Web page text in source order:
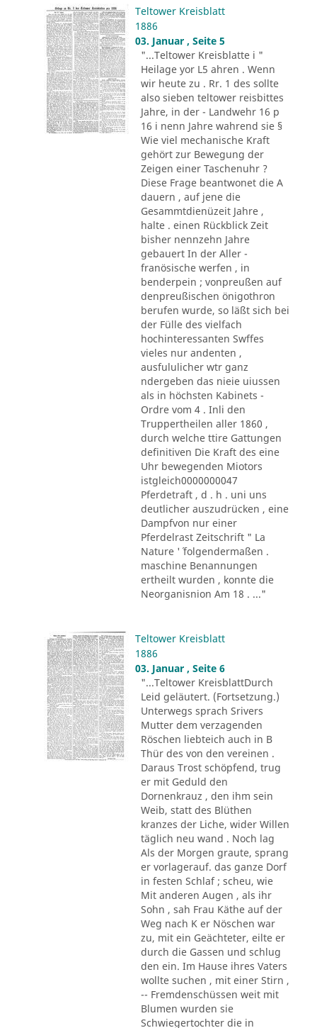
Teltower Kreisblatt
1886
03. Januar , Seite 5
"...Teltower Kreisblatte i "
Heilage yor L5 ahren . Wenn
wir heute zu . Rr. 1 des sollte
also sieben teltower reisbittes
Jahre, in der - Landwehr 16 p
16 i nenn Jahre wahrend sie §
Wie viel mechanische Kraft
gehört zur Bewegung der
Zeigen einer Taschenuhr ?
Diese Frage beantwonet die A
dauern , auf jene die
Gesammtdienüzeit Jahre ,
halte . einen Rückblick Zeit
bisher nennzehn Jahre
gebauert In der Aller -
franösische werfen , in
benderpein ; vonpreußen auf
denpreußischen önigothron
berufen wurde, so läßt sich bei
der Fülle des vielfach
hochinteressanten Swffes
vieles nur andenten ,
ausfululicher wtr ganz
ndergeben das nieie uiussen
als in höchsten Kabinets -
Ordre vom 4 . Inli den
Truppertheilen aller 1860 ,
durch welche ttire Gattungen
definitiven Die Kraft des eine
Uhr bewegenden Miotors
istgleich0000000047
Pferdetraft , d . h . uni uns
deutlicher auszudrücken , eine
Dampfvon nur einer
Pferdelrast Zeitschrift " La
Nature '´ folgendermaßen .
maschine Benannungen
ertheilt wurden , konnte die
Neorganisnion Am 18 . ..."
Teltower Kreisblatt
1886
03. Januar , Seite 6
"...Teltower KreisblattDurch
Leid geläutert. (Fortsetzung.)
Unterwegs sprach Srivers
Mutter dem verzagenden
Röschen liebteich auch in B
Thür des von den vereinen .
Daraus Trost schöpfend, trug
er mit Geduld den
Dornenkrauz , den ihm sein
Weib, statt des Blüthen
kranzes der Liche, wider Willen
täglich neu wand . Noch lag
Als der Morgen graute, sprang
er vorlagerauf. das ganze Dorf
in festen Schlaf ; scheu, wie
Mit anderen Augen , als ihr
Sohn , sah Frau Käthe auf der
Weg nach K er Nöschen war
zu, mit ein Geächteter, eilte er
durch die Gassen und schlug
den ein. Im Hause ihres Vaters
wollte suchen , mit einer Stirn ,
-- Fremdenschüssen weit mit
Blumen wurden sie
Schwiegertochter die in